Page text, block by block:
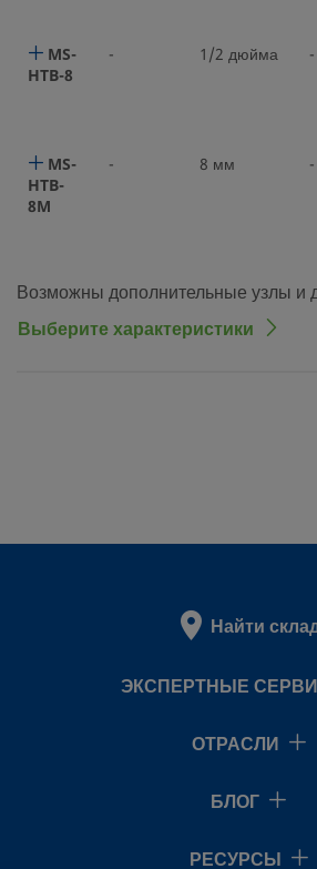
MS-
HTB-8
- 1/2 дюйма -
MS-
HTB-
8M
- 8 мм -
Возможны дополнительные узлы и
Выберите характеристики
Найти
ЭКСПЕРТНЫЕ
ОТРАСЛИ
БЛОГ
РЕСУРСЫ